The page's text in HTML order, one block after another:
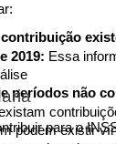
2019: Essa
períodos não
podem existir
para o